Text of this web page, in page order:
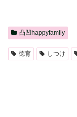
凸凹happyfamily
徳育 しつけ